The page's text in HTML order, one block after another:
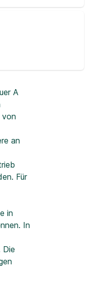
A
von
an
Für
in
In
Die